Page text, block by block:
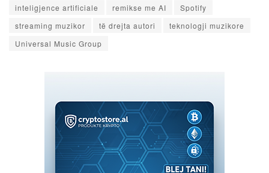
inteligjence artificiale
remikse me AI
Spotify
streaming muzikor
të drejta autori
teknologji muzikore
Universal Music Group